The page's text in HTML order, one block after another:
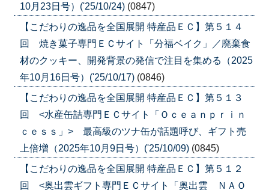
10月23日号）('25/10/24) (0847)
【こだわりの逸品を全国展開 特産品ＥＣ】第５１４
回 焼き菓子専門ＥＣサイト「分福ベイク」／廃棄食
材のクッキー、開発背景の発信で注目を集める（2025
年10月16日号）('25/10/17) (0846)
【こだわりの逸品を全国展開 特産品ＥＣ】第５１３
回 <水産缶詰専門ＥＣサイト「Ｏｃｅａｎｐｒｉｎ
ｃｅｓｓ」> 最高級のツナ缶が話題呼び、ギフト売
上倍増（2025年10月9日号）('25/10/09) (0845)
【こだわりの逸品を全国展開 特産品ＥＣ】第５１２
回 <奥出雲ギフト専門ＥＣサイト「奥出雲 ＮＡＯ